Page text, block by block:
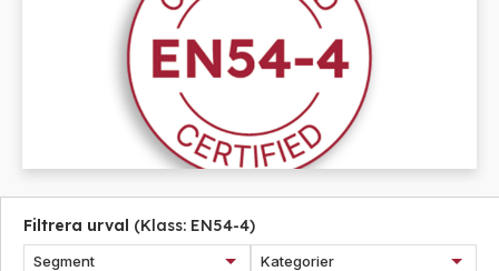
Kombinerade
Blixtljus
Kombinerade
enheter
Tillbehör
LED-
indikatorer
Detektorer
MED-
klassade
Larmkommunikation
Filtrera urval (Klass: EN54-4)
Segment Kategorier